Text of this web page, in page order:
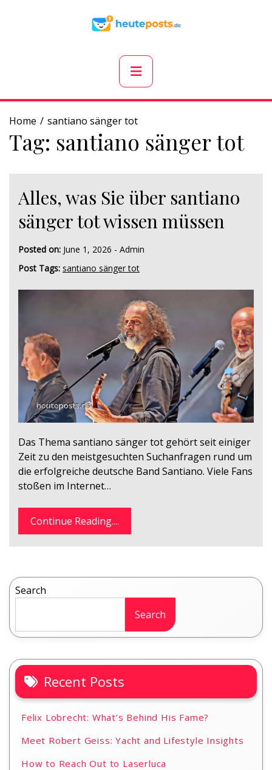
Primary
Menu
Home santiano sänger tot
Tag: santiano sänger tot
Alles, was Sie über santiano
sänger tot wissen müssen
Posted on: June 1, 2026 - Admin
Post Tags: santiano sänger tot
Das Thema santiano sänger tot gehört seit einiger
Zeit zu den meistgesuchten Suchanfragen rund um
die erfolgreiche deutsche Band Santiano. Viele Fans
stoßen im Internet…
Continue Reading....
Search
Search
Recent Posts
Felix Lobrecht: What’s Behind His Fame?
Meet Robert Geiss: Yacht and Lifestyle Insights
How to Reach Out to Laserluca